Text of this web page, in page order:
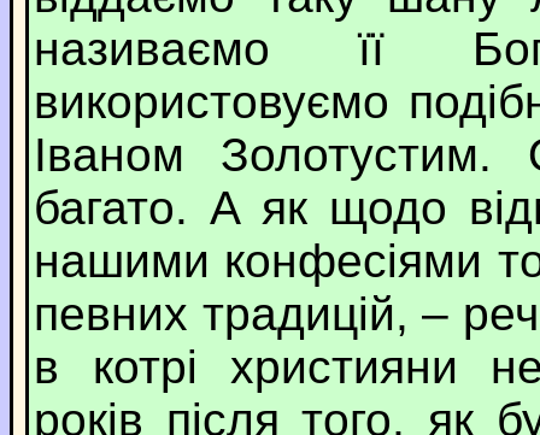
називаємо її
використовуємо
Іваном Золотустим.
багато. А як щодо
нашими конфесіями
певних традицій, –
в котрі християни
років після того, як